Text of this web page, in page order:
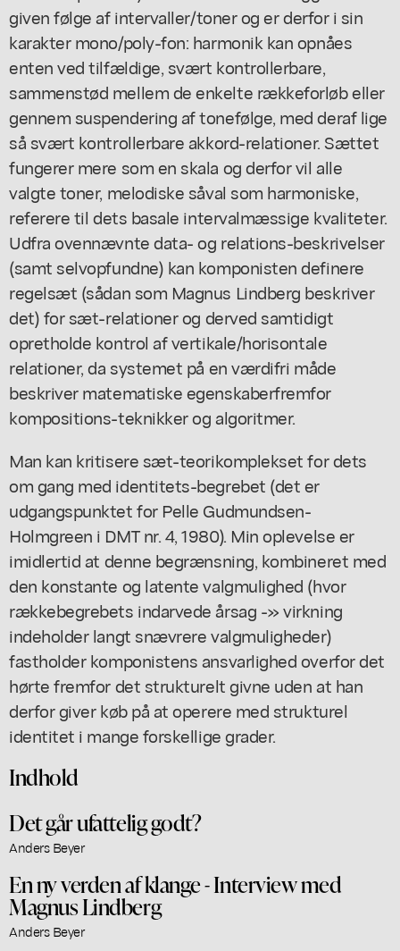
given følge af intervaller/toner og er derfor i sin
karakter mono/poly-fon: harmonik kan opnåes
enten ved tilfældige, svært kontrollerbare,
sammenstød mellem de enkelte rækkeforløb eller
gennem suspendering af tonefølge, med deraf lige
så svært kontrollerbare akkord-relationer. Sættet
fungerer mere som en skala og derfor vil alle
valgte toner, melodiske såval som harmoniske,
referere til dets basale intervalmæssige kvaliteter.
Udfra ovennævnte data- og relations-beskrivelser
(samt selvopfundne) kan komponisten definere
regelsæt (sådan som Magnus Lindberg beskriver
det) for sæt-relationer og derved samtidigt
opretholde kontrol af vertikale/horisontale
relationer, da systemet på en værdifri måde
beskriver matematiske egenskaberfremfor
kompositions-teknikker og algoritmer.
Man kan kritisere sæt-teorikomplekset for dets
om gang med identitets-begrebet (det er
udgangspunktet for Pelle Gudmundsen-
Holmgreen i DMT nr. 4, 1980). Min oplevelse er
imidlertid at denne begrænsning, kombineret med
den konstante og latente valgmulighed (hvor
rækkebegrebets indarvede årsag -» virkning
indeholder langt snævrere valgmuligheder)
fastholder komponistens ansvarlighed overfor det
hørte fremfor det strukturelt givne uden at han
derfor giver køb på at operere med strukturel
identitet i mange forskellige grader.
Indhold
Det går ufattelig godt?
Anders Beyer
En ny verden af klange - Interview med
Magnus Lindberg
Anders Beyer